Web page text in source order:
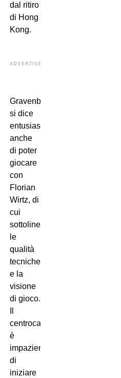
dal ritiro
di Hong
Kong.
ADVERTISEMENT
Gravenberch
si dice
entusiasta
anche
di poter
giocare
con
Florian
Wirtz, di
cui
sottolinea
le
qualità
tecniche
e la
visione
di gioco.
centrocampista
è
impaziente
di
iniziare